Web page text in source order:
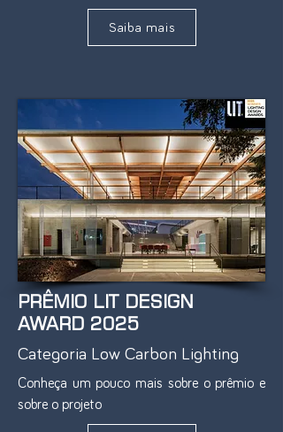
Saiba mais
PRÊMIO LIT DESIGN
AWARD 2025
Categoria Low Carbon Lighting
Conheça um pouco mais sobre o prêmio e
sobre o projeto